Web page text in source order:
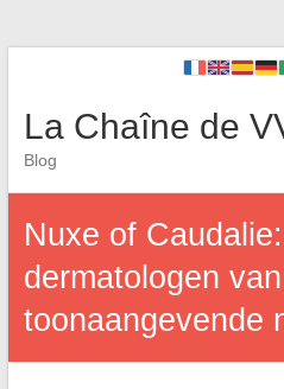
La Chaîne de
Blog
Nuxe of
dermatologen
toonaangevende